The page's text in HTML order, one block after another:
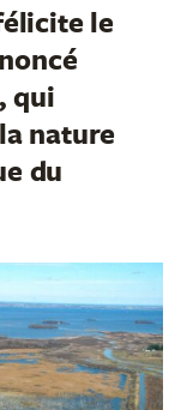
le
qui
nature
du